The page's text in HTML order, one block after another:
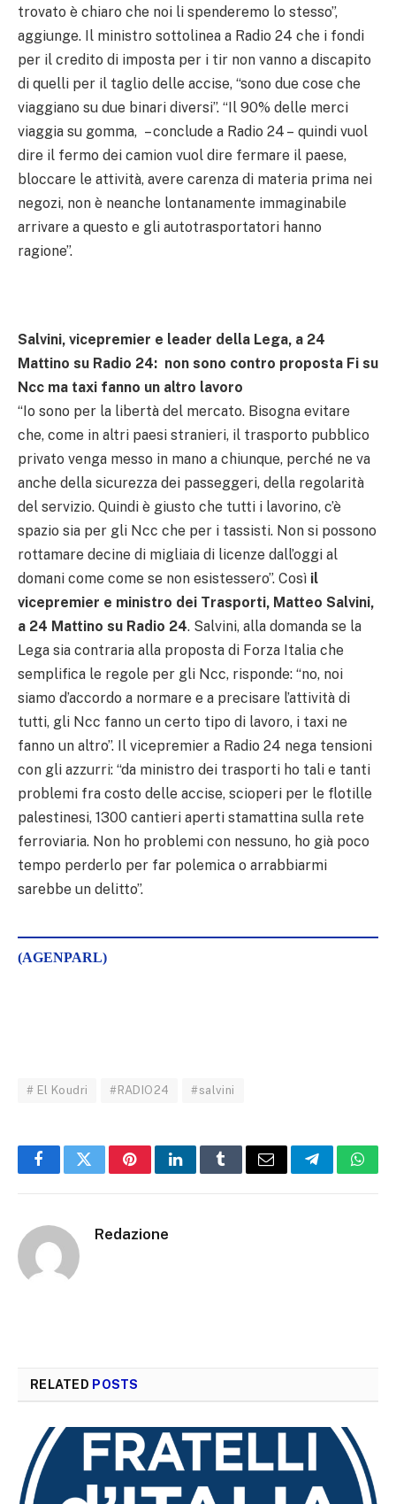
trovato è chiaro che noi li spenderemo lo stesso”,
aggiunge. Il ministro sottolinea a Radio 24 che i fondi
per il credito di imposta per i tir non vanno a discapito
di quelli per il taglio delle accise, “sono due cose che
viaggiano su due binari diversi”. “Il 90% delle merci
viaggia su gomma, – conclude a Radio 24 – quindi vuol
dire il fermo dei camion vuol dire fermare il paese,
bloccare le attività, avere carenza di materia prima nei
negozi, non è neanche lontanamente immaginabile
arrivare a questo e gli autotrasportatori hanno
ragione”.
Salvini, vicepremier e leader della Lega, a 24
Mattino su Radio 24: non sono contro proposta Fi su
Ncc ma taxi fanno un altro lavoro
“Io sono per la libertà del mercato. Bisogna evitare
che, come in altri paesi stranieri, il trasporto pubblico
privato venga messo in mano a chiunque, perché ne va
anche della sicurezza dei passeggeri, della regolarità
del servizio. Quindi è giusto che tutti i lavorino, c’è
spazio sia per gli Ncc che per i tassisti. Non si possono
rottamare decine di migliaia di licenze dall’oggi al
domani come come se non esistessero”. Così il
vicepremier e ministro dei Trasporti, Matteo Salvini,
a 24 Mattino su Radio 24. Salvini, alla domanda se la
Lega sia contraria alla proposta di Forza Italia che
semplifica le regole per gli Ncc, risponde: “no, noi
siamo d’accordo a normare e a precisare l’attività di
tutti, gli Ncc fanno un certo tipo di lavoro, i taxi ne
fanno un altro”. Il vicepremier a Radio 24 nega tensioni
con gli azzurri: “da ministro dei trasporti ho tali e tanti
problemi fra costo delle accise, scioperi per le flotille
palestinesi, 1300 cantieri aperti stamattina sulla rete
ferroviaria. Non ho problemi con nessuno, ho già poco
tempo perderlo per far polemica o arrabbiarmi
sarebbe un delitto”.
(AGENPARL)
# El Koudri #RADIO24 #salvini
FacebookTwitterPinterestLinkedInTumblrEmail Telegram
Redazione
RELATED POSTS